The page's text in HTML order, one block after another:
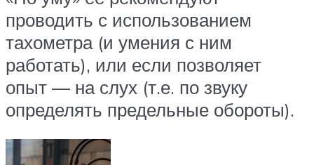
проводить с использованием
тахометра (и умения с ним
работать), или если позволяет
опыт — на слух (т.е. по звуку
определять предельные обороты).